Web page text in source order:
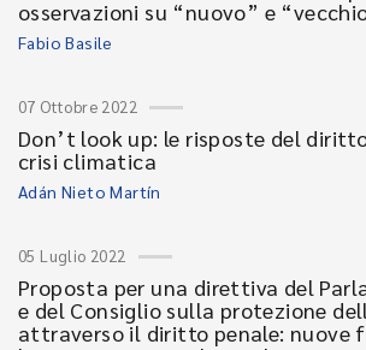
osservazioni su “nuovo” e
Fabio Basile
07 Ottobre 2022
Don’t look up: le risposte del
crisi climatica
Adán Nieto Martín
05 Luglio 2022
Proposta per una direttiva del
e del Consiglio sulla protezione
attraverso il diritto penale: nuove